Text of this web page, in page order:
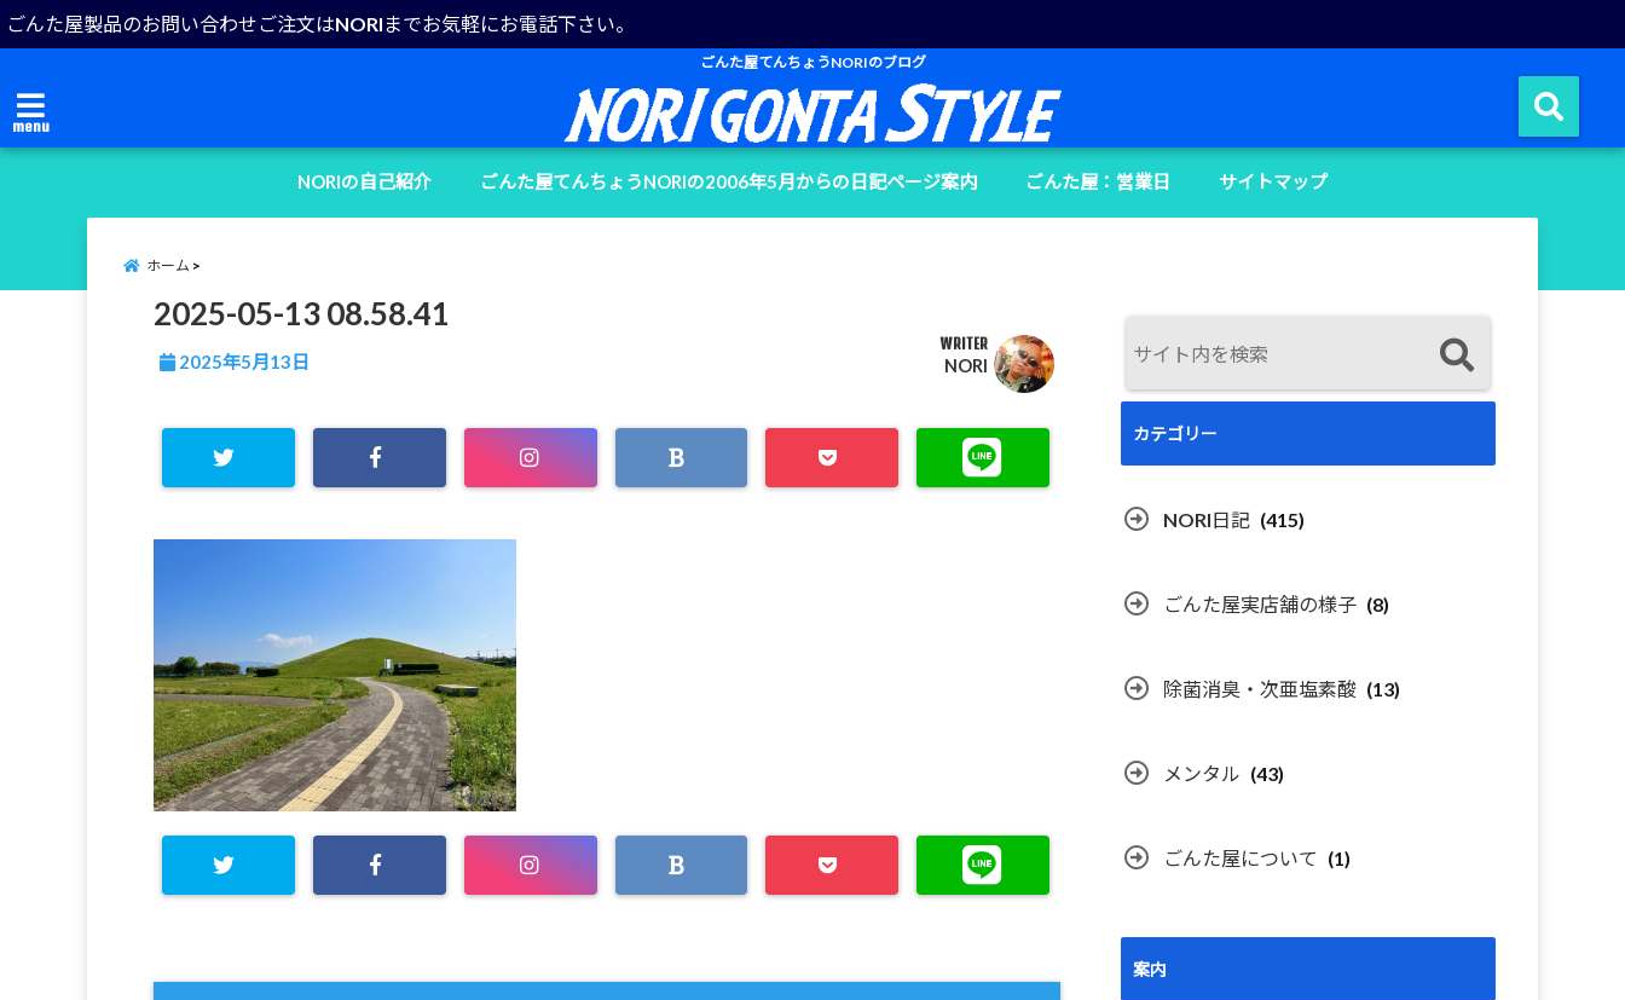
ごんた屋製品のお問い合わせご注文はNORIまでお気軽にお電話下さい。
ごんた屋てんちょうNORIのブログ
menu
NORIの自己紹介 ごんた屋てんちょうNORIの2006年5月からの日記ページ案内 ごんた屋：営業日 サイトマップ
ホーム
2025-05-13 08.58.41
2025年5月13日
WRITER
NORI
カテゴリー
NORI日記 (415)
ごんた屋実店舗の様子 (8)
除菌消臭・次亜塩素酸 (13)
メンタル (43)
ごんた屋について (1)
案内